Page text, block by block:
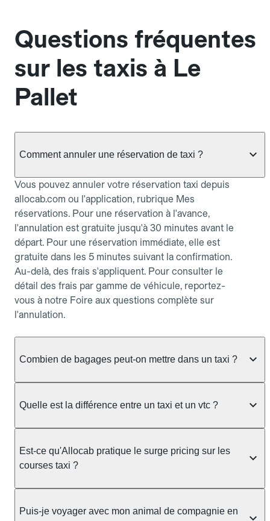
Questions fréquentes
sur les taxis à Le
Pallet
Comment annuler une réservation de taxi ?
Vous pouvez annuler votre réservation taxi depuis
allocab.com ou l'application, rubrique Mes
réservations. Pour une réservation à l'avance,
l'annulation est gratuite jusqu'à 30 minutes avant le
départ. Pour une réservation immédiate, elle est
gratuite dans les 5 minutes suivant la confirmation.
Au-delà, des frais s'appliquent. Pour consulter le
détail des frais par gamme de véhicule, reportez-
vous à notre Foire aux questions complète sur
l'annulation.
Combien de bagages peut-on mettre dans un taxi ?
taxi berline accueille en général jusqu'à 3 bagages
ou nombreux, précisez-le dans le champ "Message
au chauffeur" lors de la réservation. Le prix n'est
pas impacté par le nombre de bagages.
Quelle est la différence entre un taxi et un vtc ?
prendre en charge directement dans la rue, à une
station ou sur réservation, avec un tarif au
réservation et propose un prix fixe annoncé à
l'avance. Chez Allocab, réservez facilement votre
Est-ce qu'Allocab pratique le surge pricing sur les
courses taxi ?
réglementation préfectorale et suit un barème
Puis-je voyager avec mon animal de compagnie en